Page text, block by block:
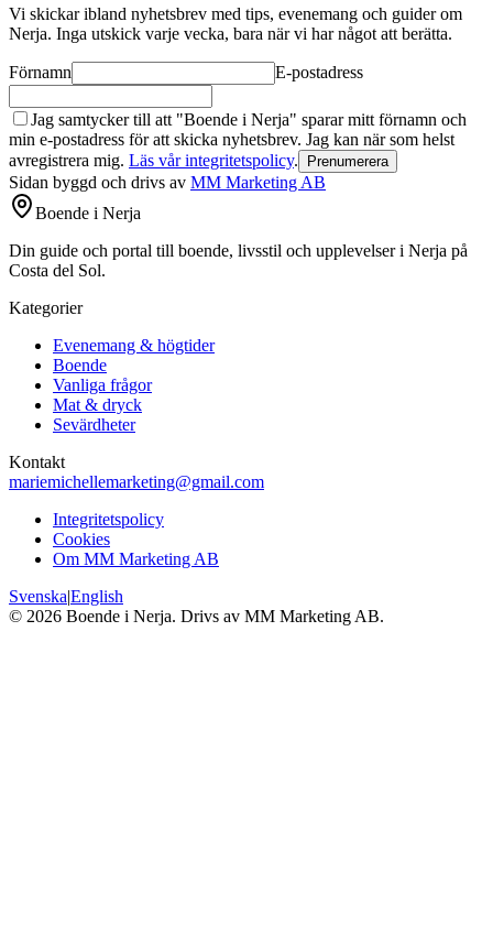
Vi skickar ibland nyhetsbrev med tips, evenemang och guider om
Nerja. Inga utskick varje vecka, bara när vi har något att berätta.
Förnamn E-postadress
Jag samtycker till att "Boende i Nerja" sparar mitt förnamn och
min e-postadress för att skicka nyhetsbrev. Jag kan när som helst
avregistrera mig. Läs vår integritetspolicy. Prenumerera
Sidan byggd och drivs av MM Marketing AB
Boende i Nerja
Din guide och portal till boende, livsstil och upplevelser i Nerja på
Costa del Sol.
Kategorier
Evenemang & högtider
Boende
Vanliga frågor
Mat & dryck
Sevärdheter
Kontakt
mariemichellemarketing@gmail.com
Integritetspolicy
Cookies
Om MM Marketing AB
Svenska|English
© 2026 Boende i Nerja. Drivs av MM Marketing AB.